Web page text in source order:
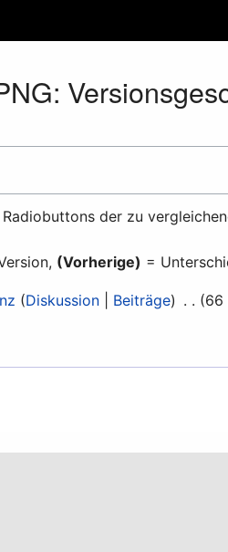
der zu
(Vorherige) =
Diskussion Beiträge 66